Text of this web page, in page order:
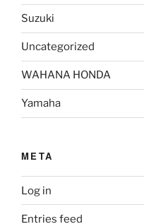
Suzuki
Uncategorized
WAHANA HONDA
Yamaha
META
Log in
Entries feed